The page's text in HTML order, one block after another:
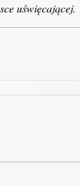
uświęcającej.